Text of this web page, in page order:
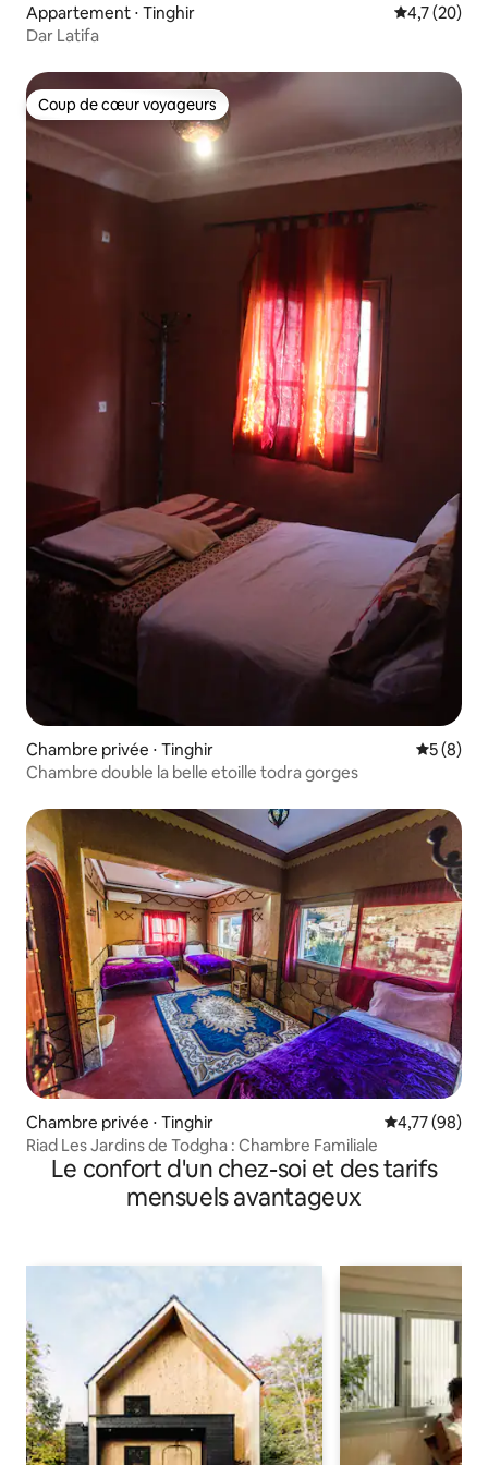
Appartement ⋅ Tinghir Évaluation
4,7 (20)
Dar Latifa
Coup de cœur voyageurs
Coup de cœur voyageurs
Chambre privée ⋅ Tinghir
5 (8)
Chambre double la belle etoille todra gorges
Chambre privée ⋅ Tinghir Évaluation
4,77 (98)
Riad Les Jardins de Todgha : Chambre Familiale
Le confort d'un chez-soi et des tarifs
mensuels avantageux